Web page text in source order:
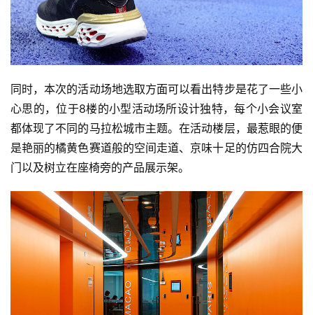
同时，本次的活动场地选取方面可以看出特步是花了一些小
心思的，位于8楼的小型活动场所设计独特，每个小会议室
都体现了不同的马拉松城市主题。在活动楼层，最惹眼的便
是艳丽的橘黄色赛道般的空间走道、京味十足的仿四合院大
门以及树立在座椅旁的产品展示架。